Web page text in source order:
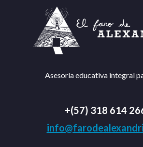
Asesoría educativa integral
+(57) 318 614